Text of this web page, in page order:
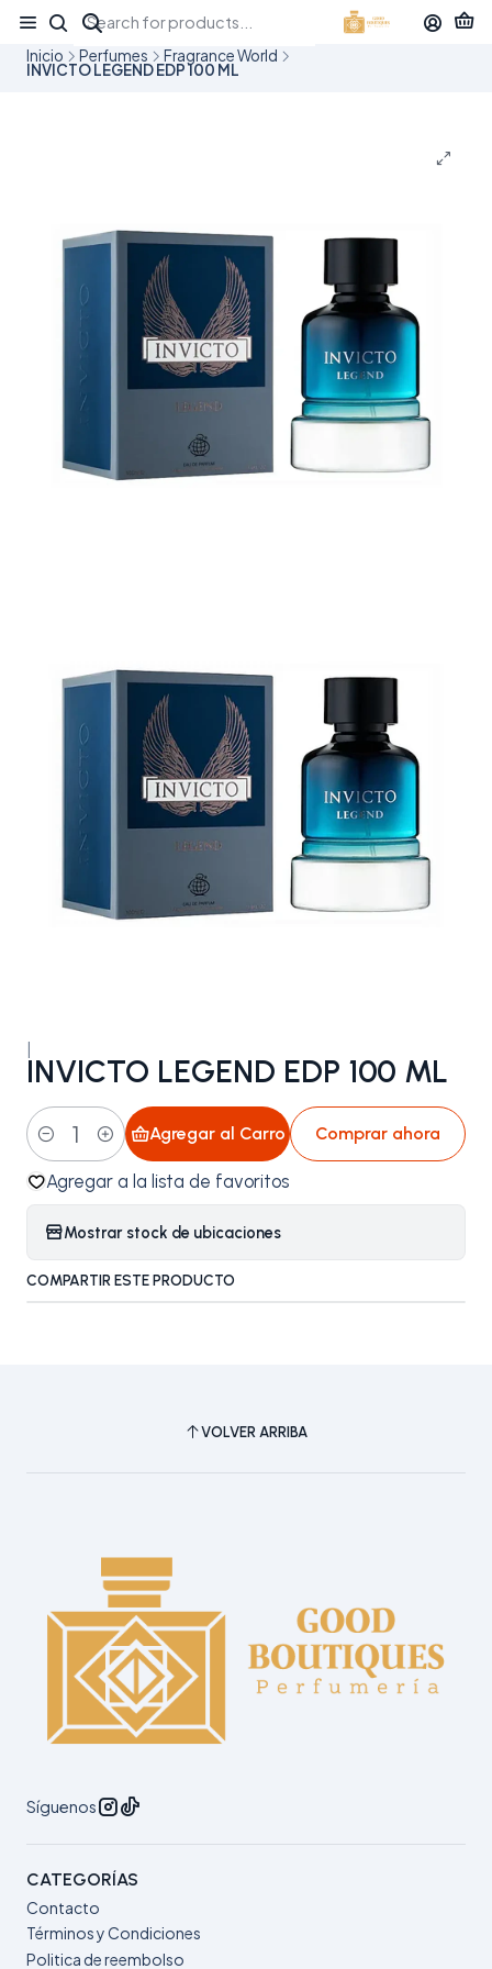
¡APROVECHA NUESTRAS OFERTAS EN TUBBEES ESTE DÍA DEL NIÑO!
Inicio Perfumes Fragrance World
INVICTO LEGEND EDP 100 ML
INVICTO LEGEND EDP 100 ML
Cantidad
Agregar al Carro Comprar ahora
Agregar a la lista de favoritos
Mostrar stock de ubicaciones
COMPARTIR ESTE PRODUCTO
VOLVER ARRIBA
Síguenos
CATEGORÍAS
Contacto
Términos y Condiciones
Politica de reembolso